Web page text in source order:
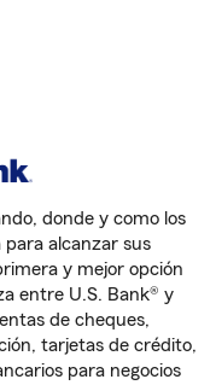
donde y como los
alcanzar sus
y mejor opción
entre U.S. Bank® y
de cheques,
tarjetas de crédito,
para negocios